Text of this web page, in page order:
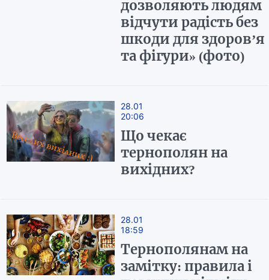
дозволяють людям
відчути радість без
шкоди для здоров’я
та фігури» (фото)
28.01
20:06
Що чекає
тернополян на
вихідних?
28.01
18:59
Тернополянам на
замітку: правила і